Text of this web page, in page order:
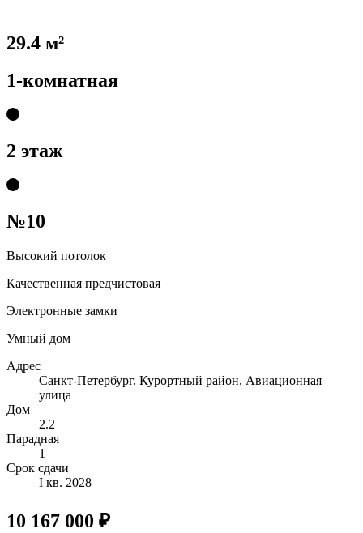
29.4 м²
1-комнатная
2 этаж
№10
Высокий потолок
Качественная предчистовая
Электронные замки
Умный дом
Адрес
Санкт-Петербург, Курортный район, Авиационная
улица
Дом
2.2
Парадная
1
Срок сдачи
I кв. 2028
10 167 000 ₽